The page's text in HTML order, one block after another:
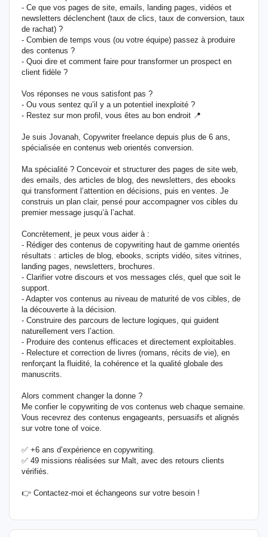
- Ce que vos pages de site, emails, landing pages, vidéos et
newsletters déclenchent (taux de clics, taux de conversion, taux
de rachat) ?
- Combien de temps vous (ou votre équipe) passez à produire
des contenus ?
- Quoi dire et comment faire pour transformer un prospect en
client fidèle ?
Vos réponses ne vous satisfont pas ?
- Ou vous sentez qu’il y a un potentiel inexploité ?
- Restez sur mon profil, vous êtes au bon endroit 📍
Je suis Jovanah, Copywriter freelance depuis plus de 6 ans,
spécialisée en contenus web orientés conversion.
Ma spécialité ? Concevoir et structurer des pages de site web,
des emails, des articles de blog, des newsletters, des ebooks
qui transforment l’attention en décisions, puis en ventes. Je
construis un plan clair, pensé pour accompagner vos cibles du
premier message jusqu’à l’achat.
Concrètement, je peux vous aider à :
- Rédiger des contenus de copywriting haut de gamme orientés
résultats : articles de blog, ebooks, scripts vidéo, sites vitrines,
landing pages, newsletters, brochures.
- Clarifier votre discours et vos messages clés, quel que soit le
support.
- Adapter vos contenus au niveau de maturité de vos cibles, de
la découverte à la décision.
- Construire des parcours de lecture logiques, qui guident
naturellement vers l’action.
- Produire des contenus efficaces et directement exploitables.
- Relecture et correction de livres (romans, récits de vie), en
renforçant la fluidité, la cohérence et la qualité globale des
manuscrits.
Alors comment changer la donne ?
Me confier le copywriting de vos contenus web chaque semaine.
Vous recevrez des contenus engageants, persuasifs et alignés
sur votre tone of voice.
✅ +6 ans d’expérience en copywriting.
✅ 49 missions réalisées sur Malt, avec des retours clients
vérifiés.
👉 Contactez-moi et échangeons sur votre besoin !